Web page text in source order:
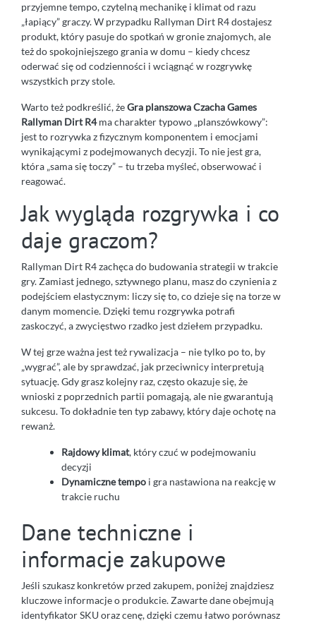
przyjemne tempo, czytelną mechanikę i klimat od razu
„łapiący” graczy. W przypadku Rallyman Dirt R4 dostajesz
produkt, który pasuje do spotkań w gronie znajomych, ale
też do spokojniejszego grania w domu – kiedy chcesz
oderwać się od codzienności i wciągnąć w rozgrywkę
wszystkich przy stole.
Warto też podkreślić, żeGra planszowa Czacha Games
Rallyman Dirt R4ma charakter typowo „planszówkowy”:
jest to rozrywka z fizycznym komponentem i emocjami
wynikającymi z podejmowanych decyzji. To nie jest gra,
która „sama się toczy” – tu trzeba myśleć, obserwować i
reagować.
Jak wygląda rozgrywka i co
daje graczom?
Rallyman Dirt R4 zachęca do budowania strategii w trakcie
gry. Zamiast jednego, sztywnego planu, masz do czynienia z
podejściem elastycznym: liczy się to, co dzieje się na torze w
danym momencie. Dzięki temu rozgrywka potrafi
zaskoczyć, a zwycięstwo rzadko jest dziełem przypadku.
W tej grze ważna jest też rywalizacja – nie tylko po to, by
„wygrać”, ale by sprawdzać, jak przeciwnicy interpretują
sytuację. Gdy grasz kolejny raz, często okazuje się, że
wnioski z poprzednich partii pomagają, ale nie gwarantują
sukcesu. To dokładnie ten typ zabawy, który daje ochotę na
rewanż.
Rajdowy klimat, który czuć w podejmowaniu
decyzji
Dynamiczne tempo i gra nastawiona na reakcję w
trakcie ruchu
Dane techniczne i
informacje zakupowe
Jeśli szukasz konkretów przed zakupem, poniżej znajdziesz
kluczowe informacje o produkcie. Zawarte dane obejmują
identyfikator SKU oraz cenę, dzięki czemu łatwo porównasz